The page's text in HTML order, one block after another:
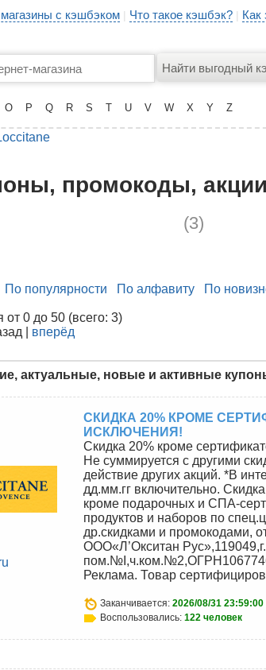
с кэшбэком | Что такое кэшбэк? | Как
O P Q R S T U V W X Y Z
промокоды,
(3)
По популярности По алфавиту По
0 до 50 (всего: 3)
| вперёд
актуальные, новые и активные
СКИДКА 20% КРОМЕ
ИСКЛЮЧЕНИЯ!
Скидка 20% кроме
Не суммируется с другими
действие других акций. *В
дд.мм.гг включительно.
кроме подарочных и СПА-
продуктов и наборов по
др.скидками и промокодами,
ООО«Л’Окситан
Реклама. Товар
Заканчивается: 2026/08/31 23:59:00
Воспользовались: 122 человек